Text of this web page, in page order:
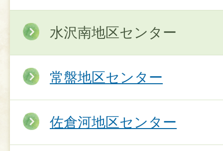
水沢南地区センター
常盤地区センター
佐倉河地区センター